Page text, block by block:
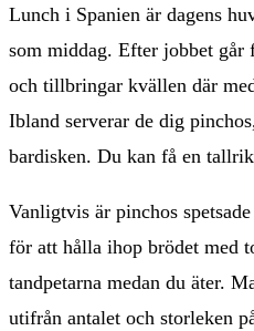
Lunch i Spanien är dagens
som middag. Efter jobbet
och tillbringar kvällen där
Ibland serverar de dig
bardisken. Du kan få en
Vanligtvis är pinchos
för att hålla ihop brödet med
tandpetarna medan du äter.
utifrån antalet och storleken